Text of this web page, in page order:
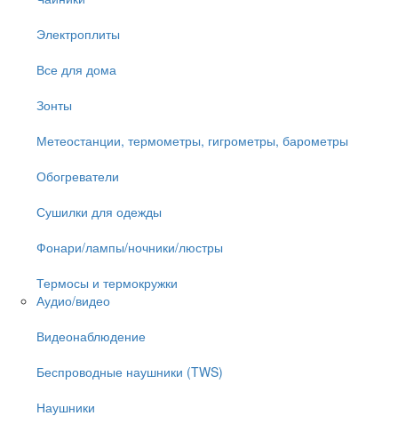
Электроплиты
Все для дома
Зонты
Метеостанции, термометры, гигрометры, барометры
Обогреватели
Сушилки для одежды
Фонари/лампы/ночники/люстры
Термосы и термокружки
Аудио/видео
Видеонаблюдение
Беспроводные наушники (TWS)
Наушники